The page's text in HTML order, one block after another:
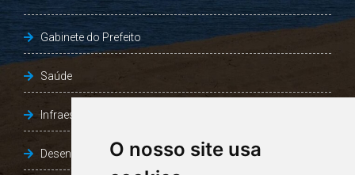
O nosso site usa
Gabinete do Prefeito
Saúde
Infraestrutura, Agricultura e Meio Ambiente
Desenvolvimento Social